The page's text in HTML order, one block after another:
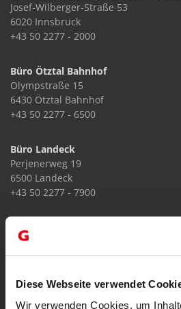
Diese Webseite verwendet
Wir verwenden Cookies, um
Josef-Wilberger-Straße 53
6020 Innsbruck
+43 50 2277 - 2000
Büro Ötztal Bahnhof
Olympstraße 15
6430 Ötztal Bahnhof
+43 50 2277 - 6500
Büro Landeck
Perjenerweg 19
6500 Landeck
+43 50 2277 - 7900
Büro Kundl
Dr-Hans-Bachmann Straße 51
6250 Kundl
Büro Kitzbühel